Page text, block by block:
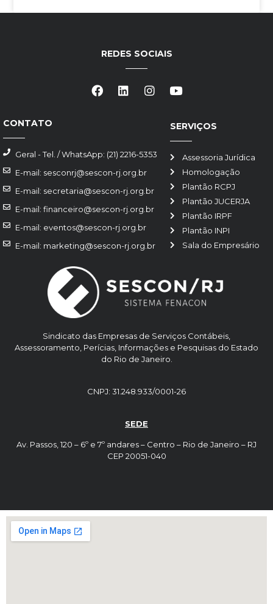
Sindicato das Empresas de Serviços Contábeis,
Assessoramento, Perícias, Informações e Pesquisas do Estado
do Rio de Janeiro.
CNPJ: 31.248.933/0001-26
SEDE
Av. Passos, 120 – 6º e 7º andares – Centro – Rio de Janeiro – RJ
CEP 20051-040
SERVIÇOS
Assessoria Jurídica
Homologação
Plantão RCPJ
Plantão JUCERJA
Plantão IRPF
Plantão INPI
Sala do Empresário
CONTATO
Geral - Tel. / WhatsApp: (21) 2216-5353
E-mail: sesconrj@sescon-rj.org.br
E-mail: secretaria@sescon-rj.org.br
E-mail: financeiro@sescon-rj.org.br
E-mail: eventos@sescon-rj.org.br
E-mail: marketing@sescon-rj.org.br
REDES SOCIAIS